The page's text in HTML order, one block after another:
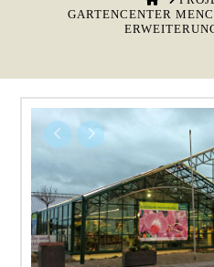
GARTENCENTER